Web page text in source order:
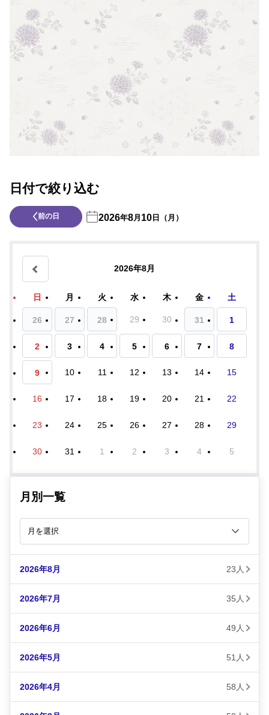
日付で絞り込む
前の日 2026年8月 10日（月）
2026年8月
日 月 火 水 木 金 土
26 27 28 29 30 31 1
2 3 4 5 6 7 8
9 10 11 12 13 14 15
16 17 18 19 20 21 22
23 24 25 26 27 28 29
30 31 1 2 3 4 5
月別一覧
2026年8月 23人
2026年7月 35人
2026年6月 49人
2026年5月 51人
2026年4月 58人